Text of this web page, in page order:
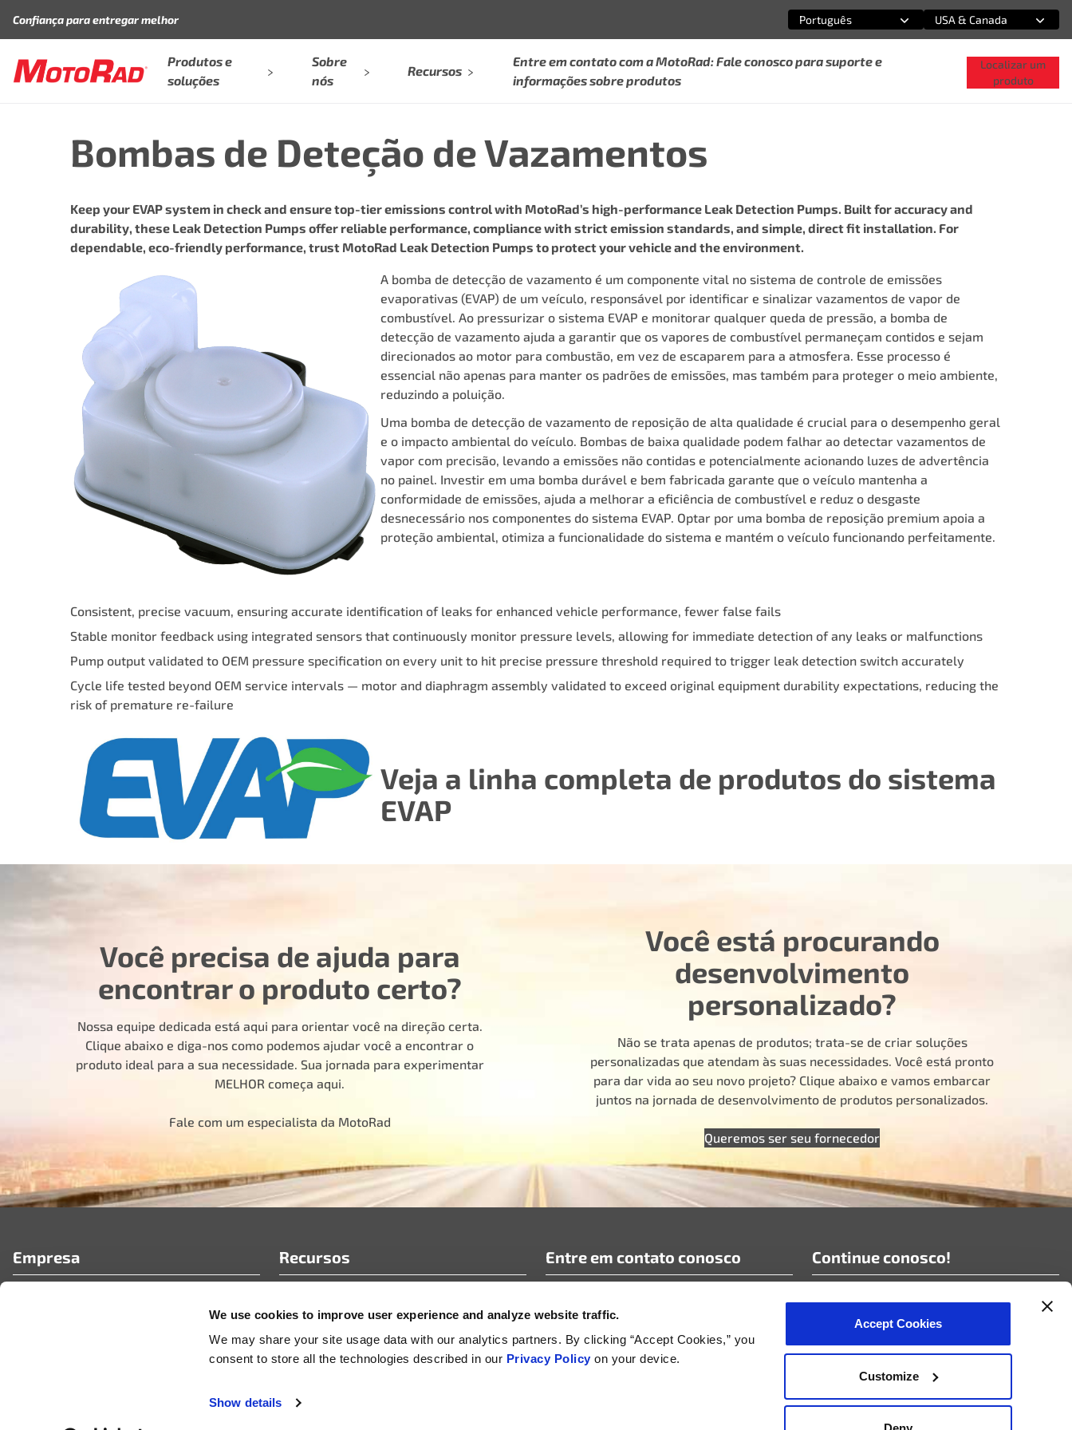
We use cookies to improve user experience and analyze website traffic.
We may share your site usage data with our analytics partners. By clicking “Accept Cookies,” you
consent to store all the technologies described in our Privacy Policyon your device.
Show details
Accept Cookies
Customize
Confiança para entregar melhor
Selecione uma opção
Português
Selecione uma opção
USA & Canada
Produtos e
soluções
Sobre
nós
Recursos
Entre em contato com a MotoRad: Fale conosco para suporte e
informações sobre produtos
Localizar um
produto
Bombas de Deteção de Vazamentos
Keep your EVAP system in check and ensure top-tier emissions control with MotoRad’s high-performance Leak Detection Pumps. Built for accuracy and
durability, these Leak Detection Pumps offer reliable performance, compliance with strict emission standards, and simple, direct fit installation. For
dependable, eco-friendly performance, trust MotoRad Leak Detection Pumps to protect your vehicle and the environment.
A bomba de detecção de vazamento é um componente vital no sistema de controle de emissões
evaporativas (EVAP) de um veículo, responsável por identificar e sinalizar vazamentos de vapor de
combustível. Ao pressurizar o sistema EVAP e monitorar qualquer queda de pressão, a bomba de
detecção de vazamento ajuda a garantir que os vapores de combustível permaneçam contidos e sejam
direcionados ao motor para combustão, em vez de escaparem para a atmosfera. Esse processo é
essencial não apenas para manter os padrões de emissões, mas também para proteger o meio ambiente,
reduzindo a poluição.
Uma bomba de detecção de vazamento de reposição de alta qualidade é crucial para o desempenho geral
e o impacto ambiental do veículo. Bombas de baixa qualidade podem falhar ao detectar vazamentos de
vapor com precisão, levando a emissões não contidas e potencialmente acionando luzes de advertência
no painel. Investir em uma bomba durável e bem fabricada garante que o veículo mantenha a
conformidade de emissões, ajuda a melhorar a eficiência de combustível e reduz o desgaste
desnecessário nos componentes do sistema EVAP. Optar por uma bomba de reposição premium apoia a
proteção ambiental, otimiza a funcionalidade do sistema e mantém o veículo funcionando perfeitamente.
Consistent, precise vacuum, ensuring accurate identification of leaks for enhanced vehicle performance, fewer false fails
Stable monitor feedback using integrated sensors that continuously monitor pressure levels, allowing for immediate detection of any leaks or malfunctions
Pump output validated to OEM pressure specification on every unit to hit precise pressure threshold required to trigger leak detection switch accurately
Cycle life tested beyond OEM service intervals — motor and diaphragm assembly validated to exceed original equipment durability expectations, reducing the
risk of premature re-failure
Veja a linha completa de produtos do sistema
EVAP
Você precisa de ajuda para
encontrar o produto certo?
Nossa equipe dedicada está aqui para orientar você na direção certa.
Clique abaixo e diga-nos como podemos ajudar você a encontrar o
produto ideal para a sua necessidade. Sua jornada para experimentar
MELHOR começa aqui.
Fale com um especialista da MotoRad
Você está procurando
desenvolvimento
personalizado?
Não se trata apenas de produtos; trata-se de criar soluções
personalizadas que atendam às suas necessidades. Você está pronto
para dar vida ao seu novo projeto? Clique abaixo e vamos embarcar
juntos na jornada de desenvolvimento de produtos personalizados.
Queremos ser seu fornecedor
Empresa Recursos
Artigos técnicos e documentos técnicos
Notícias e comunicados de imprensa
Vídeos
Entre em contato conosco
+1-888-262-4153
Continue conosco!